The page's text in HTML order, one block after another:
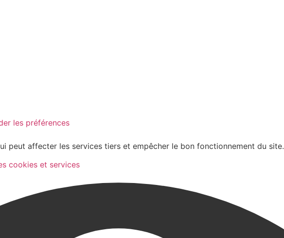
les préférences
peut affecter les services tiers et empêcher le bon fonctionnement du site.
cookies et services